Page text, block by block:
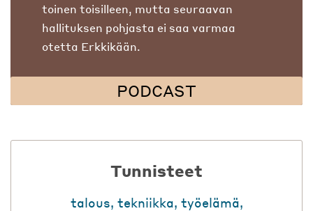
toinen toisilleen, mutta seuraavan
hallituksen pohjasta ei saa varmaa
otetta Erkkikään.
PODCAST
Tunnisteet
talous, tekniikka, työelämä,